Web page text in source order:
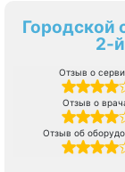
Городской
2-
Отзыв о
Отзыв о
Отзыв об